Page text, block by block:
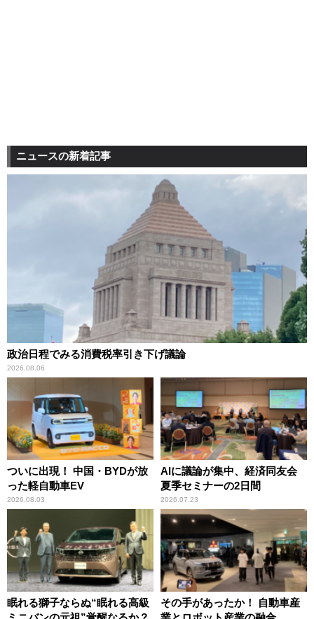
ニュースの新着記事
政治日程でみる消費税率引き下げ議論
2026.08.06
ついに出現！ 中国・BYDが放
った軽自動車EV
2026.08.03
AIに議論が集中、経済同友会
夏季セミナーの2日間
2026.07.23
眠れる獅子ならぬ“眠れる高級
その手があったか！ 自動車産